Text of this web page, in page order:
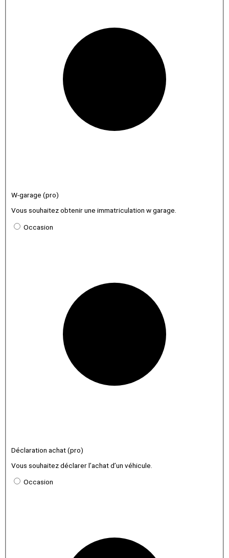
W-garage (pro)
Vous souhaitez obtenir une immatriculation w garage.
Occasion
Déclaration achat (pro)
Vous souhaitez déclarer l’achat d’un véhicule.
Occasion